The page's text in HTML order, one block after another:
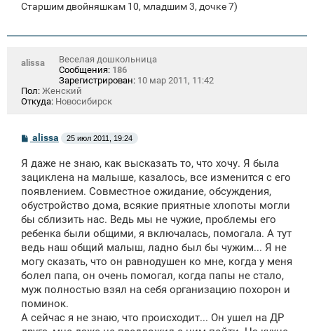
Старшим двойняшкам 10, младшим 3, дочке 7)
alissa
Веселая дошкольница
Сообщения: 186
Зарегистрирован: 10 мар 2011, 11:42
Пол: Женский
Откуда: Новосибирск
С
б
щ
н
и
alissa 25 июл 2011, 19:24
Я даже не знаю, как высказать то, что хочу. Я была
зациклена на малыше, казалось, все изменится с его
появлением. Совместное ожидание, обсуждения,
обустройство дома, всякие приятные хлопоты могли
бы сблизить нас. Ведь мы не чужие, проблемы его
ребенка были общими, я включалась, помогала. А тут
ведь наш общий малыш, ладно был бы чужим... Я не
могу сказать, что он равнодушен ко мне, когда у меня
болел папа, он очень помогал, когда папы не стало,
муж полностью взял на себя организацию похорон и
поминок.
А сейчас я не знаю, что происходит... Он ушел на ДР